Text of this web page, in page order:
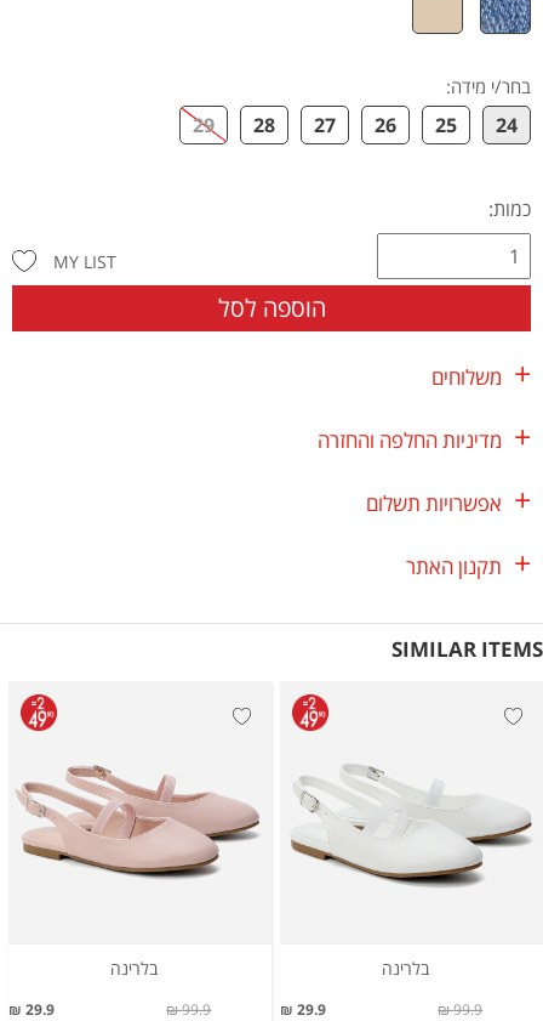
בחר/י מידה:
24
25
26
27
28
29
כמות:
הוספה לסל
MY LIST
משלוחים
מדיניות החלפה והחזרה
אפשרויות תשלום
תקנון האתר
SIMILAR ITEMS
בלרינה
29.9 ₪ 99.9 ₪
בלרינה
29.9 ₪ 99.9 ₪